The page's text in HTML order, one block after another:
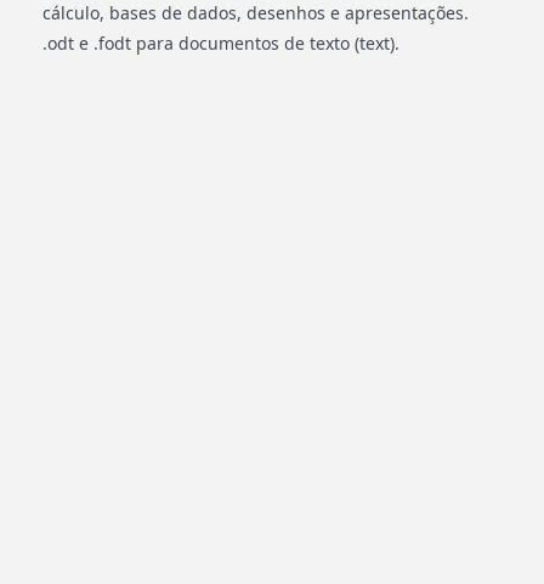
cálculo, bases de dados, desenhos e apresentações.
.odt e .fodt para documentos de texto (text).